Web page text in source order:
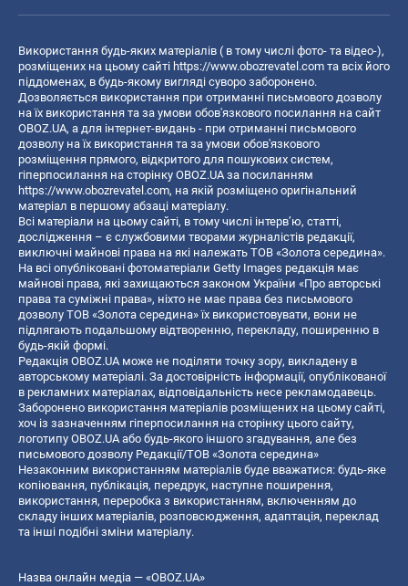
Використання будь-яких матеріалів ( в тому числі фото- та відео-),
розміщених на цьому сайті https://www.obozrevatel.com та всіх його
піддоменах, в будь-якому вигляді суворо заборонено.
Дозволяється використання при отриманні письмового дозволу
на їх використання та за умови обов'язкового посилання на сайт
OBOZ.UA, а для інтернет-видань - при отриманні письмового
дозволу на їх використання та за умови обов'язкового
розміщення прямого, відкритого для пошукових систем,
гіперпосилання на сторінку OBOZ.UA за посиланням
https://www.obozrevatel.com, на якій розміщено оригінальний
матеріал в першому абзаці матеріалу.
Всі матеріали на цьому сайті, в тому числі інтерв’ю, статті,
дослідження – є службовими творами журналістів редакції,
виключні майнові права на які належать ТОВ «Золота середина».
На всі опубліковані фотоматеріали Getty Images редакція має
майнові права, які захищаються законом України «Про авторські
права та суміжні права», ніхто не має права без письмового
дозволу ТОВ «Золота середина» їх використовувати, вони не
підлягають подальшому відтворенню, перекладу, поширенню в
будь-якій формі.
Редакція OBOZ.UA може не поділяти точку зору, викладену в
авторському матеріалі. За достовірність інформації, опублікованої
в рекламних матеріалах, відповідальність несе рекламодавець.
Заборонено використання матеріалів розміщених на цьому сайті,
хоч із зазначенням гіперпосилання на сторінку цього сайту,
логотипу OBOZ.UA або будь-якого іншого згадування, але без
письмового дозволу Редакції/ТОВ «Золота середина»
Незаконним використанням матеріалів буде вважатися: будь-яке
копiювання, публiкацiя, передрук, наступне поширення,
використання, переробка з використанням, включенням до
складу інших матеріалів, розповсюдження, адаптація, переклад
та інші подібні зміни матеріалу.
Назва онлайн медіа — «OBOZ.UA»